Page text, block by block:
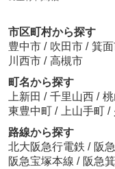
市区町村から探す
豊中市 / 吹田市 / 箕
川西市 / 高槻市
町名から探す
上新田 / 千里山西 /
東豊中町 / 上山手町 /
路線から探す
北大阪急行電鉄 / 阪
阪急宝塚本線 / 阪急